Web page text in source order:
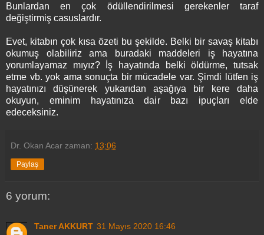
Bunlardan en çok ödüllendirilmesi gerekenler taraf
değiştirmiş casuslardır.
Evet, kitabın çok kısa özeti bu şekilde. Belki bir savaş kitabı
okumuş olabiliriz ama buradaki maddeleri iş hayatına
yorumlayamaz mıyız? İş hayatında belki öldürme, tutsak
etme vb. yok ama sonuçta bir mücadele var. Şimdi lütfen iş
hayatınızı düşünerek yukarıdan aşağıya bir kere daha
okuyun, eminim hayatınıza dair bazı ipuçları elde
edeceksiniz.
Dr. Okan Acar zaman: 13:06
Paylaş
6 yorum:
Taner AKKURT 31 Mayıs 2020 16:46